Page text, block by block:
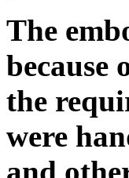
The
because
the
were
and